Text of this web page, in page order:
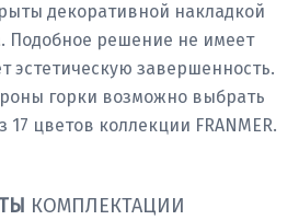
декоративной накладкой
Подобное решение не имеет
эстетическую завершенность.
горки возможно выбрать
цветов коллекции FRANMER.
КОМПЛЕКТАЦИИ